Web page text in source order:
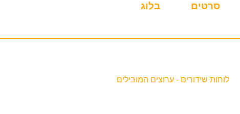
סרטים בלוג
לוחות שידורים - ערוצים המובילים